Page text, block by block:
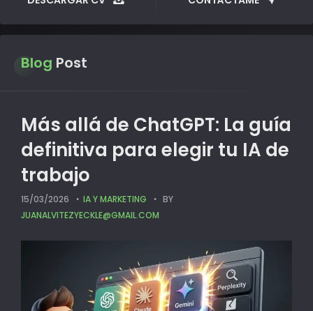
Blog Post
Más allá de ChatGPT: La guía
definitiva para elegir tu IA de
trabajo
15/03/2026 IA Y MARKETING
BY
JUANALVITEZYECKLE@GMAIL.COM